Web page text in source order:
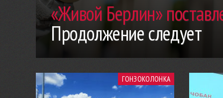
«Живой Берлин»
Продолжение следует
ГОНЗОКОЛОНКА